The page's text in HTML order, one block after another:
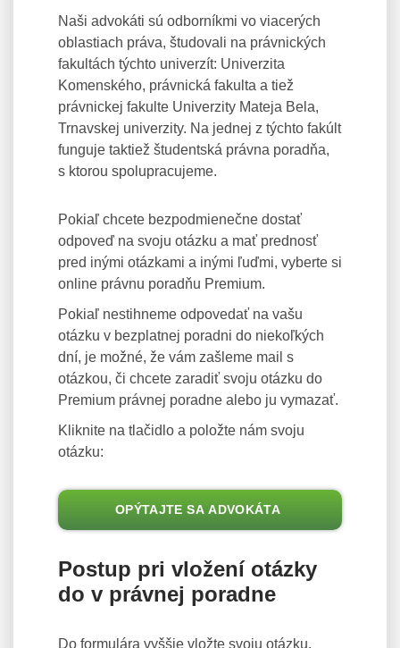
Naši advokáti sú odborníkmi vo viacerých
oblastiach práva, študovali na právnických
fakultách týchto univerzít: Univerzita
Komenského, právnická fakulta a tiež
právnickej fakulte Univerzity Mateja Bela,
Trnavskej univerzity. Na jednej z týchto fakúlt
funguje taktiež študentská právna poradňa,
s ktorou spolupracujeme.
Pokiaľ chcete bezpodmienečne dostať
odpoveď na svoju otázku a mať prednosť
pred inými otázkami a inými ľuďmi, vyberte si
online právnu poradňu Premium.
Pokiaľ nestihneme odpovedať na vašu
otázku v bezplatnej poradni do niekoľkých
dní, je možné, že vám zašleme mail s
otázkou, či chcete zaradiť svoju otázku do
Premium právnej poradne alebo ju vymazať.
Kliknite na tlačidlo a položte nám svoju
otázku:
OPÝTAJTE SA ADVOKÁTA
Postup pri vložení otázky
do v právnej poradne
Do formulára vyššie vložte svoju otázku.